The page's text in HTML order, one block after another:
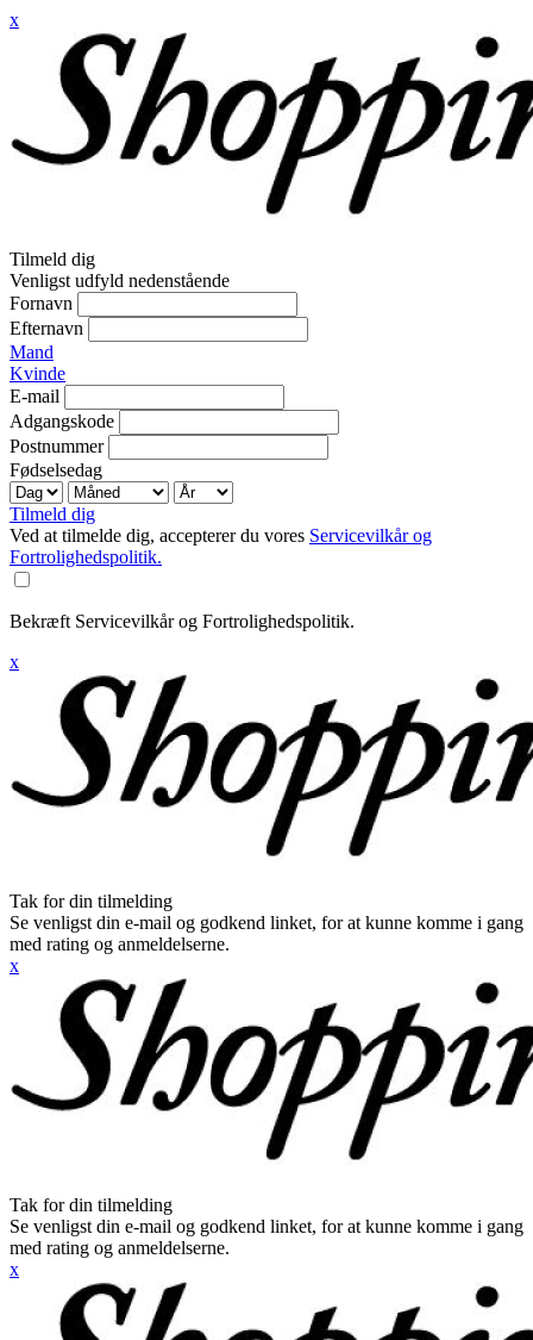
x
Tilmeld dig
Venligst udfyld nedenstående
Fornavn
Efternavn
Mand
Kvinde
E-mail
Adgangskode
Postnummer
Fødselsedag
Tilmeld dig
Ved at tilmelde dig, accepterer du vores Servicevilkår og
Fortrolighedspolitik.
Bekræft Servicevilkår og Fortrolighedspolitik.
x
Tak for din tilmelding
Se venligst din e-mail og godkend linket, for at kunne komme i gang
med rating og anmeldelserne.
x
Tak for din tilmelding
Se venligst din e-mail og godkend linket, for at kunne komme i gang
med rating og anmeldelserne.
x